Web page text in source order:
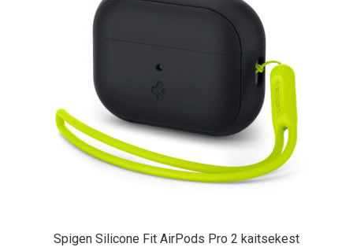
Spigen Silicone Fit AirPods Pro 2 kaitsekest